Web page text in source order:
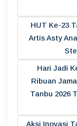
HUT Ke-23
Artis Asty
Hari Jadi
Ribuan
Tanbu 2026
Aksi Inovasi